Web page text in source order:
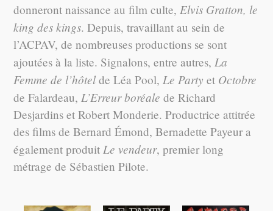
donneront naissance au film culte,Elvis Gratton, le
king des kings. Depuis, travaillant au sein de
l’ACPAV, de nombreuses productions se sont
ajoutées à la liste. Signalons, entre autres,La
Femme de l’hôtelde Léa Pool,Le Party et Octobre
de Falardeau,L’Erreur boréale de Richard
Desjardins et Robert Monderie. Productrice attitrée
des films de Bernard Émond, Bernadette Payeur a
également produitLe vendeur, premier long
métrage de Sébastien Pilote.